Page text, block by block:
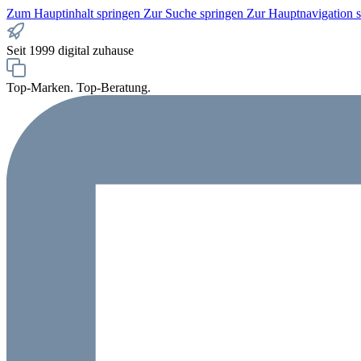
Zum Hauptinhalt springen Zur Suche springen Zur Hauptnavigation
Seit 1999 digital zuhause
Top-Marken. Top-Beratung.